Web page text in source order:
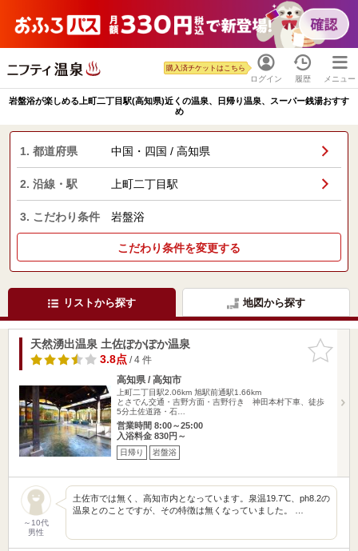
ログイン
購入済チケットはこちら
履歴 メニュー
岩盤浴が楽しめる上町二丁目駅(高知県)近くの温泉、日帰り温泉、スーパー銭湯おすす
め
1. 都道府県 中国・四国 / 高知県
2. 沿線・駅 上町二丁目駅
3. こだわり条件 岩盤浴
こだわり条件を変更する
リストから探す 地図から探す
お気に入
りに追加
天然湧出温泉 土佐ぽかぽか温泉
3.8点/ 4 件
高知県 / 高知市
上町二丁目駅2.06km 旭駅前通駅1.66km
とさでん交通・吉野方面・吉野行き 神田本村下車、徒歩
5分土佐道路・石…
営業時間 8:00～25:00
入浴料金 830円～
日帰り 岩盤浴
～10代
男性
土佐市では無く、高知市内となっています。泉温19.7℃、ph8.2の
温泉とのことですが、その特徴は無くなっていました。 …